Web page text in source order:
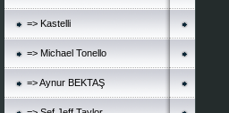
=> Kastelli
=> Michael Tonello
=> Aynur BEKTAŞ